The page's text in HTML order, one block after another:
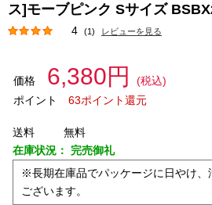
ス]モーブピンク Sサイズ
4 (1) レビューを見る
価格 6,380円
(税込)
ポイント
63ポイント還元
送料
無料
在庫状況： 完売御礼
※長期在庫品でパッケージに日やけ、
ございます。